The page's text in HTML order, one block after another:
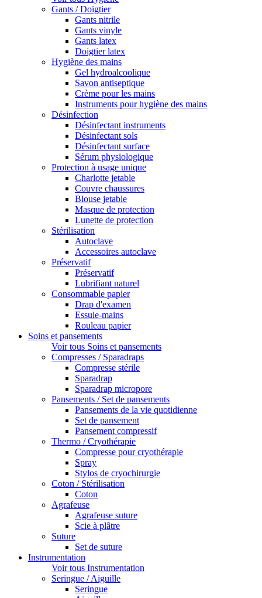
Gants / Doigtier
Gants nitrile
Gants vinyle
Gants latex
Doigtier latex
Hygiène des mains
Gel hydroalcoolique
Savon antiseptique
Crème pour les mains
Instruments pour hygiène des mains
Désinfection
Désinfectant instruments
Désinfectant sols
Désinfectant surface
Sérum physiologique
Protection à usage unique
Charlotte jetable
Couvre chaussures
Blouse jetable
Masque de protection
Lunette de protection
Stérilisation
Autoclave
Accessoires autoclave
Préservatif
Préservatif
Lubrifiant naturel
Consommable papier
Drap d'examen
Essuie-mains
Rouleau papier
Soins et pansements
Voir tous Soins et pansements
Compresses / Sparadraps
Compresse stérile
Sparadrap
Sparadrap micropore
Pansements / Set de pansements
Pansements de la vie quotidienne
Set de pansement
Pansement compressif
Thermo / Cryothérapie
Compresse pour cryothérapie
Spray
Stylos de cryochirurgie
Coton / Stérilisation
Coton
Agrafeuse
Agrafeuse suture
Scie à plâtre
Suture
Set de suture
Instrumentation
Voir tous Instrumentation
Seringue / Aiguille
Seringue